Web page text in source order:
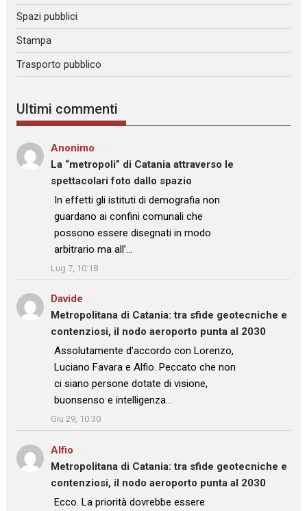
Spazi pubblici
Stampa
Trasporto pubblico
Ultimi commenti
Anonimo
La “metropoli” di Catania attraverso le
spettacolari foto dallo spazio
: “
In effetti gli istituti di demografia non
guardano ai confini comunali che
possono essere disegnati in modo
arbitrario ma all’…
”
Lug 7, 10:18
Davide
Metropolitana di Catania: tra sfide geotecniche e
contenziosi, il nodo aeroporto punta al 2030
: “
Assolutamente d’accordo con Lorenzo,
Luciano Favara e Alfio. Peccato che non
ci siano persone dotate di visione,
buonsenso e intelligenza…
”
Giu 29, 10:30
Alfio
Metropolitana di Catania: tra sfide geotecniche e
contenziosi, il nodo aeroporto punta al 2030
: “
Ecco. La priorità dovrebbe essere